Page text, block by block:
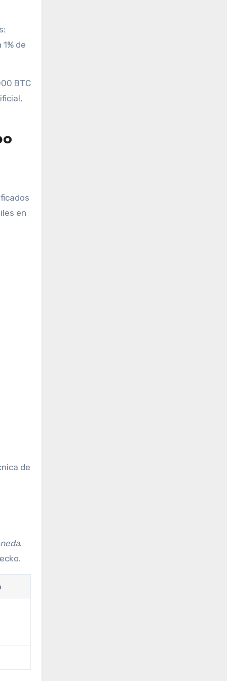
de
BTC
en
de
.